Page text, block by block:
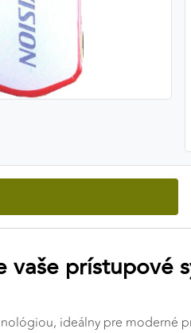
prístupové
ideálny pre moderné